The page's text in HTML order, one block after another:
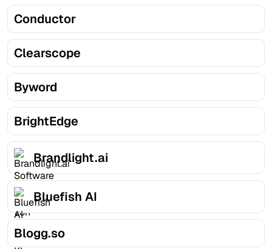
Conductor
Clearscope
Byword
BrightEdge
Brandlight.ai
Bluefish AI
Blogg.so